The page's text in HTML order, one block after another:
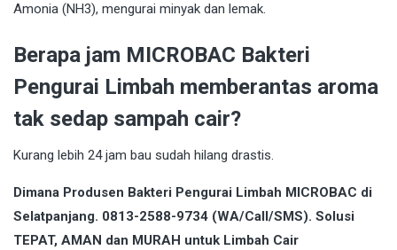
Amonia (NH3), mengurai minyak dan lemak.
Berapa jam MICROBAC Bakteri
Pengurai Limbah memberantas aroma
tak sedap sampah cair?
Kurang lebih 24 jam bau sudah hilang drastis.
Dimana Produsen Bakteri Pengurai Limbah MICROBAC di
Selatpanjang. 0813-2588-9734 (WA/Call/SMS). Solusi
TEPAT, AMAN dan MURAH untuk Limbah Cair